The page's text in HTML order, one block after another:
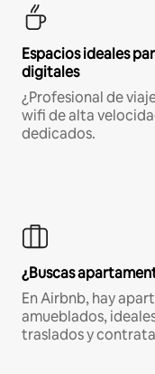
Espacios ideales
digitales
¿Profesional de
wifi de alta
dedicados.
¿Buscas
En Airbnb, hay
amueblados,
traslados y